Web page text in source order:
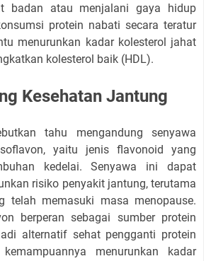
badan atau menjalani gaya hidup
protein nabati secara teratur
menurunkan kadar kolesterol jahat
kolesterol baik (HDL).
Kesehatan Jantung
tahu mengandung senyawa
yaitu jenis flavonoid yang
kedelai. Senyawa ini dapat
risiko penyakit jantung, terutama
telah memasuki masa menopause.
berperan sebagai sumber protein
alternatif sehat pengganti protein
menurunkan kadar